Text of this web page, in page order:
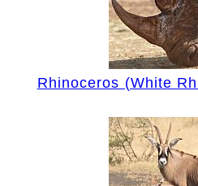
Rhinoceros (White